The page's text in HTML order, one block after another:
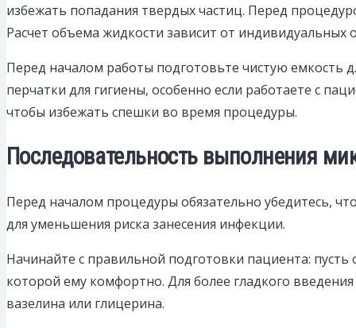
избежать попадания твердых частиц. Перед
Расчет объема жидкости зависит от индивидуальных
Перед началом работы подготовьте чистую емкость
перчатки для гигиены, особенно если работаете с
чтобы избежать спешки во время процедуры.
Последовательность выполнения
Перед началом процедуры обязательно убедитесь,
для уменьшения риска занесения инфекции.
Начинайте с правильной подготовки пациента:
которой ему комфортно. Для более гладкого
вазелина или глицерина.